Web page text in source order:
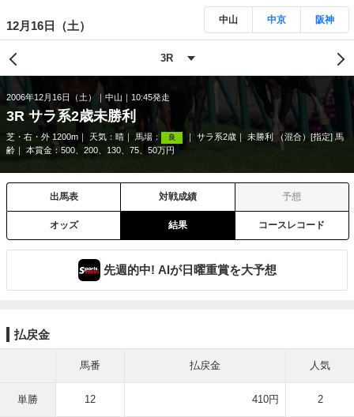
12月16日（土） 中山 中京 阪神
2006年12月16日（土） 中山 10:45発走
3R サラ系2歳未勝利
芝・右・外 1200m 天気： 晴 馬場： 良 サラ系2歳
未勝利 （混合）[指定] 馬
齢
本賞金：500、200、130、75、50万円
出馬表 対戦成績 予想
オッズ 結果 コースレコード
先週的中! AIが日曜重賞を大予想
払戻金
馬番 払戻金 人気
単勝 12 410円 2